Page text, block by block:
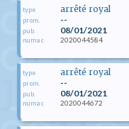
type arrêté royal
prom. --
pub. 08/01/2021
numac 2020044584
type arrêté royal
prom. --
pub. 08/01/2021
numac 2020044672